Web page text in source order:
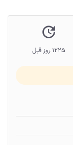
update
۱۲۲۵ روز قبل